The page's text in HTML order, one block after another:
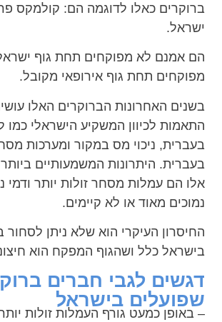
ברוקרים כאלו לדוגמה הם: קולמקס
ישראל.
הם אמנם לא מפוקחים תחת גוף
מפוקחים תחת גוף אירופאי מקובל.
בשנים האחרונות הברוקרים האלו
התאמות לכיוון המשקיע הישראלי
בעברית, ניכוי מס במקור ומערכות
בעברית. היתרונות המשמעותיים
אלו הם עמלות מסחר זולות יותר ודמי
נמוכים מאוד או לא קיימים.
החיסרון העיקרי הוא שלא ניתן לסחור
בישראל כלל ושהגוף המפקח הוא
דגשים לגבי חברים
שפועלים בישראל
– באופן כמעט גורף העמלות זולות